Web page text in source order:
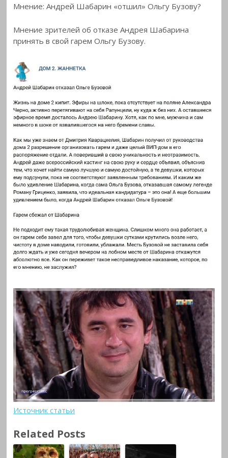
Мнение: Андрей Шабарин «отшил» Ольгу Бузову?
Мнение зрителей об отказе Андрея Шабарина
принять в свой гарем Ольгу Бузову.
Источник статьи
Related Posts